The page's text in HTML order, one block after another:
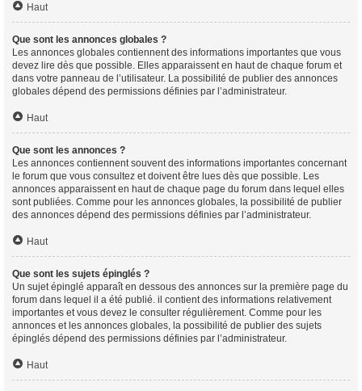
Haut
Que sont les annonces globales ?
Les annonces globales contiennent des informations importantes que vous
devez lire dès que possible. Elles apparaissent en haut de chaque forum et
dans votre panneau de l’utilisateur. La possibilité de publier des annonces
globales dépend des permissions définies par l’administrateur.
Haut
Que sont les annonces ?
Les annonces contiennent souvent des informations importantes concernant
le forum que vous consultez et doivent être lues dès que possible. Les
annonces apparaissent en haut de chaque page du forum dans lequel elles
sont publiées. Comme pour les annonces globales, la possibilité de publier
des annonces dépend des permissions définies par l’administrateur.
Haut
Que sont les sujets épinglés ?
Un sujet épinglé apparaît en dessous des annonces sur la première page du
forum dans lequel il a été publié. il contient des informations relativement
importantes et vous devez le consulter régulièrement. Comme pour les
annonces et les annonces globales, la possibilité de publier des sujets
épinglés dépend des permissions définies par l’administrateur.
Haut